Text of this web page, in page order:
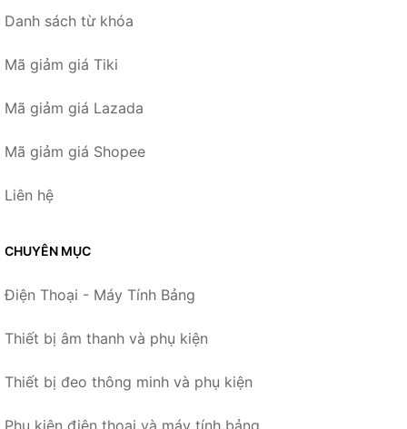
Danh sách từ khóa
Mã giảm giá Tiki
Mã giảm giá Lazada
Mã giảm giá Shopee
Liên hệ
CHUYÊN MỤC
Điện Thoại - Máy Tính Bảng
Thiết bị âm thanh và phụ kiện
Thiết bị đeo thông minh và phụ kiện